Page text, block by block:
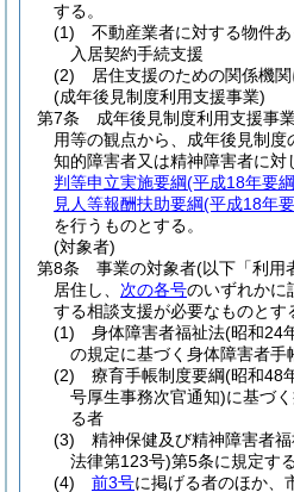
する。
(1)
不動産業者に対する物件
入居契約手続支援
(2)
居住支援のための関係機
(成年後見制度利用支援事業)
第7条
成年後見制度利用支援事
用等の観点から、成年後見制
知的障害者又は精神障害者に対
判等申立実施要綱(平成18年要
見人等報酬扶助要綱(平成18年
を行うものとする。
(対象者)
第8条
事業の対象者(以下「利用
居住し、 次の各号のいずれかに
する相談支援が必要なものとす
(1)
身体障害者福祉法(昭和24
の規定に基づく身体障害者
(2)
療育手帳制度要綱(昭和48
号厚生事務次官通知)に基づ
る者
(3)
精神保健及び精神障害者
法律第123号)第5条に規定す
(4)
前3号に掲げる者のほか、